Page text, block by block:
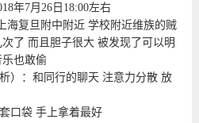
年7月26日18:00左右
海复旦附中附近 学校附近维族的贼
了 而且胆子很大 被发现了可以明
也敢偷
）：和同行的聊天 注意力分散 放
口袋 手上拿着最好